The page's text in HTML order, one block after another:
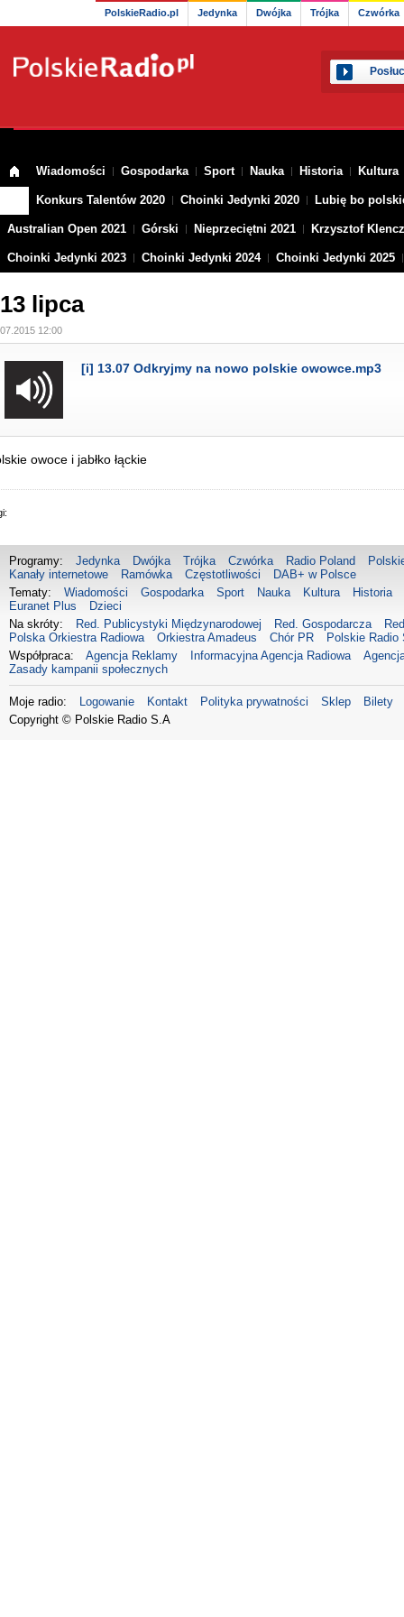
PolskieRadio.pl Jedynka Dwójka Trójka Czwórka
Wiadomości Gospodarka Sport Nauka Historia Kultura
Konkurs Talentów 2020 Choinki Jedynki 2020 Lubię bo
Australian Open 2021 Górski Nieprzeciętni 2021 Krzysztof
Choinki Jedynki 2023 Choinki Jedynki 2024 Choinki Jedynki 2025
13 lipca
12:00
[i] 13.07 Odkryjmy na nowo polskie owowce.mp3
owoce i jabłko łąckie
Programy: Jedynka Dwójka Trójka Czwórka Radio Poland
Kanały internetowe
Ramówka Częstotliwości
DAB+ w Polsce
Tematy:
Wiadomości Gospodarka Sport Nauka Kultura
Historia
Euranet Plus
Dzieci
Na skróty:
Red. Publicystyki Międzynarodowej Red. Gospodarcza
Polska Orkiestra Radiowa
Orkiestra Amadeus Chór PR
Polskie Radio
Współpraca:
Agencja Reklamy Informacyjna Agencja Radiowa
Zasady kampanii społecznych
Moje radio: Logowanie Kontakt Polityka prywatności Sklep
Bilety
Copyright © Polskie Radio S.A